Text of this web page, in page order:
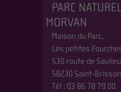
PARC
MORVAN
Maison du Parc,
Les petites
530 route de Saulieu
58230 Saint-Brisson
Tél : 03 86 78 79 00